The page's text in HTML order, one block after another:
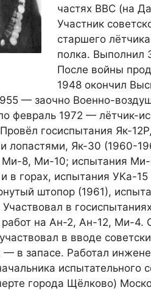
частях ВВС (на
Участник
старшего
полка. Выполнил
После войны
1948 окончил
— заочно Военно-
февраль 1972 — лётчик-
госиспытания Як-
лопастями, Як-30 (1960-
Ми-8, Ми-10; испытания
в горах, испытания УКа-
штопор (1961),
в
на Ан-2, Ан-12, Ми-4.
в вводе
— в запасе. Работал
испытательного
города Щёлково)